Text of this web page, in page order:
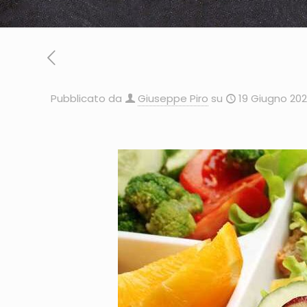
Pubblicato da Giuseppe Piro su 19 Giugno